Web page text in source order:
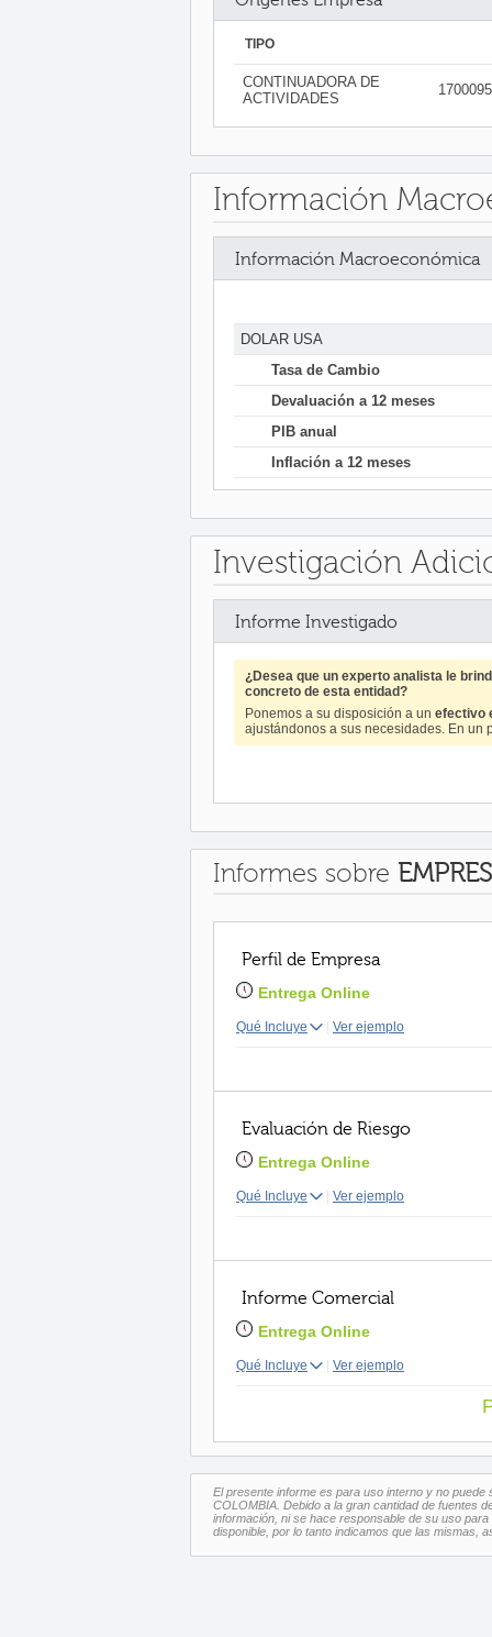
TIPO
CONTINUADORA DE
ACTIVIDADES
Información
Información Macroeconómica
DOLAR USA
Tasa de Cambio
Devaluación a 12 meses
PIB anual
Inflación a 12 meses
Investigación
Informe Investigado
¿Desea que un experto analista le
concreto de esta entidad?
Ponemos a su disposición a un efectivo
ajustándonos a sus necesidades. En
Informes sobre
Perfil de Empresa
Entrega Online
Qué Incluye | Ver ejemplo
Evaluación de Riesgo
Entrega Online
Qué Incluye | Ver ejemplo
Informe Comercial
Entrega Online
Qué Incluye | Ver ejemplo
El presente informe es para uso interno y no
COLOMBIA. Debido a la gran cantidad de fuentes
información, ni se hace responsable de su uso
disponible, por lo tanto indicamos que las mismas,